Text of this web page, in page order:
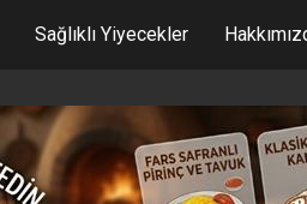
Sağlıklı Yiyecekler